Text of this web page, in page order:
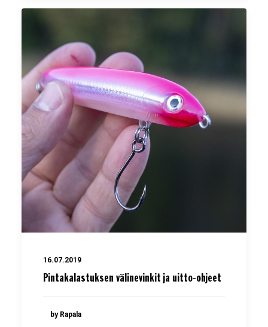
16.07.2019
Pintakalastuksen välinevinkit ja uitto-ohjeet
by Rapala